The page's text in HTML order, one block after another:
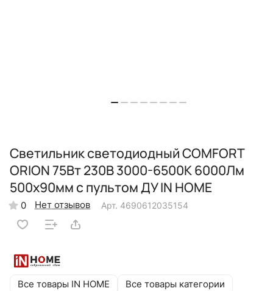
Светильник светодиодный COMFORT
ORION 75Вт 230В 3000-6500K 6000Лм
500x90мм с пультом ДУ IN HOME
0 Нет отзывов Арт. 4690612035154
Все товары IN HOME Все товары категории